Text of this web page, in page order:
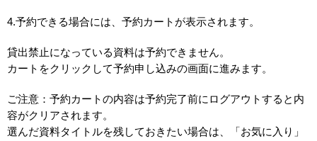
4.予約できる場合には、予約カートが表示されます。
貸出禁止になっている資料は予約できません。
カートをクリックして予約申し込みの画面に進みます。
ご注意：予約カートの内容は予約完了前にログアウトすると内
容がクリアされます。
選んだ資料タイトルを残しておきたい場合は、「お気に入り」